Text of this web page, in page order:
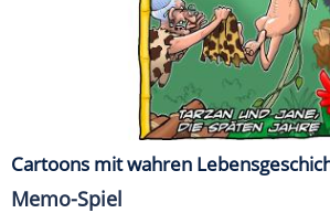
Cartoons mit wahren
Memo-Spiel